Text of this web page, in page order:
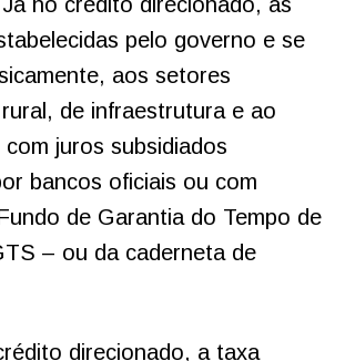
pelo governo e se
aos setores
de infraestrutura e ao
juros subsidiados
bancos oficiais ou com
de Garantia do Tempo de
– ou da caderneta de
direcionado, a taxa